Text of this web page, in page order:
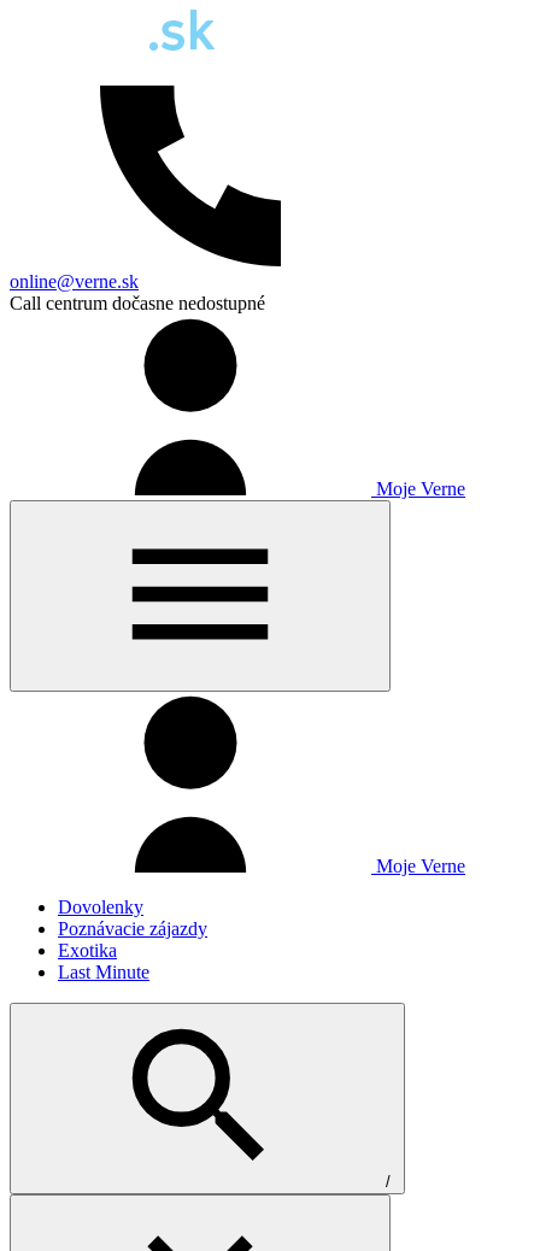
online@verne.sk
Call centrum dočasne nedostupné
Moje Verne
Moje Verne
Dovolenky
Poznávacie zájazdy
Exotika
Last Minute
/